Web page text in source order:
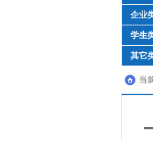
企业
学生
其它
当